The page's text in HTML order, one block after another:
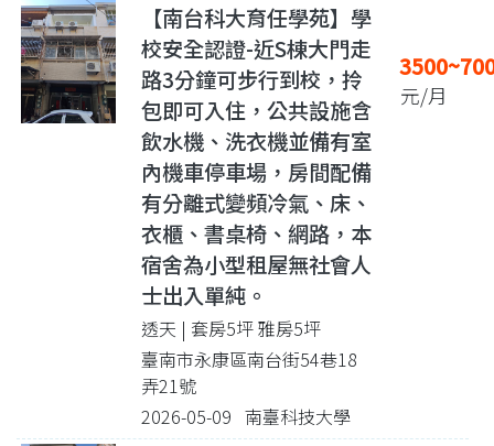
【南台科大育任學苑】學
校安全認證-近S棟大門走
路3分鐘可步行到校，拎
包即可入住，公共設施含
飲水機、洗衣機並備有室
內機車停車場，房間配備
有分離式變頻冷氣、床、
衣櫃、書桌椅、網路，本
宿舍為小型租屋無社會人
士出入單純。
透天 | 套房5坪 雅房5坪
臺南市永康區南台街54巷18
弄21號
2026-05-09 南臺科技大學
元/月